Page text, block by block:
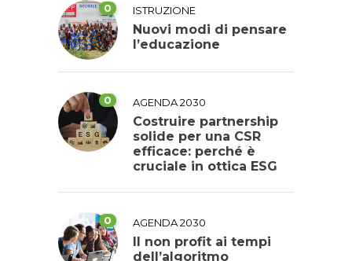
0 ISTRUZIONE
Nuovi modi di pensare
l’educazione
0 AGENDA 2030
Costruire partnership
solide per una CSR
efficace: perché è
cruciale in ottica ESG
0 AGENDA 2030
Il non profit ai tempi
dell’algoritmo